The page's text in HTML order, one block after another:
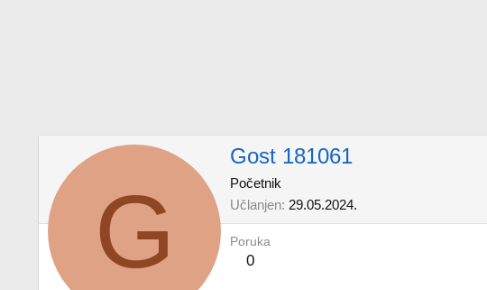
G
Gost 181061
Početnik
Učlanjen 29.05.2024.
Poruka
0